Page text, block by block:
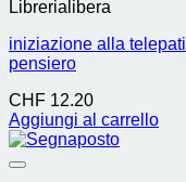
Librerialibera
iniziazione alla
pensiero
CHF 12.20
Aggiungi al carrello